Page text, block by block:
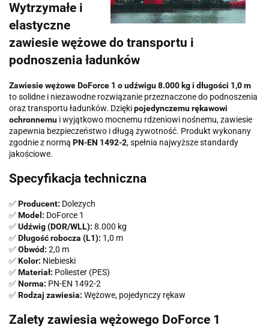
Wytrzymałe i
elastyczne
zawiesie wężowe do transportu i
podnoszenia ładunków
Zawiesie wężowe DoForce 1 o udźwigu 8.000 kg i długości 1,0 m
to solidne i niezawodne rozwiązanie przeznaczone do podnoszenia
oraz transportu ładunków. Dziękipojedynczemu rękawowi
ochronnemu i wyjątkowo mocnemu rdzeniowi nośnemu, zawiesie
zapewnia bezpieczeństwo i długą żywotność. Produkt wykonany
zgodnie z normą PN-EN 1492-2, spełnia najwyższe standardy
jakościowe.
Specyfikacja techniczna
✅Producent: Dolezych
✅Model: DoForce 1
✅Udźwig (DOR/WLL): 8.000 kg
✅Długość robocza (L1): 1,0 m
✅Obwód: 2,0 m
✅Kolor: Niebieski
✅Materiał: Poliester (PES)
✅Norma: PN-EN 1492-2
✅Rodzaj zawiesia: Wężowe, pojedynczy rękaw
Zalety zawiesia wężowego DoForce 1